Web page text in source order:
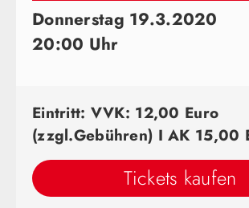
Donnerstag 19.3.2020
20:00 Uhr
Eintritt: VVK: 12,00 Euro
(zzgl.Gebühren) I AK 15,00
Tickets kaufen